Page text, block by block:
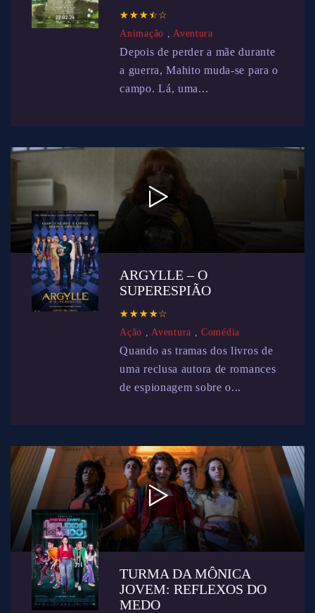
☆ ☆ ☆ ☆☆
★ ★ ★ ★★
Animação ,Aventura
Depois de perder a mãe durante
a guerra, Mahito muda-se para o
campo. Lá, uma...
ARGYLLE – O
SUPERESPIÃO
☆ ☆ ☆ ☆☆
★ ★ ★ ★★
Ação ,Aventura ,Comédia
Quando as tramas dos livros de
uma reclusa autora de romances
de espionagem sobre o...
TURMA DA MÔNICA
JOVEM: REFLEXOS DO
MEDO